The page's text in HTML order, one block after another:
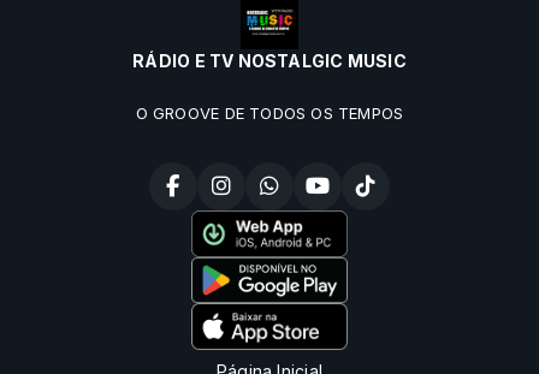
RÁDIO E TV NOSTALGIC MUSIC
O GROOVE DE TODOS OS TEMPOS